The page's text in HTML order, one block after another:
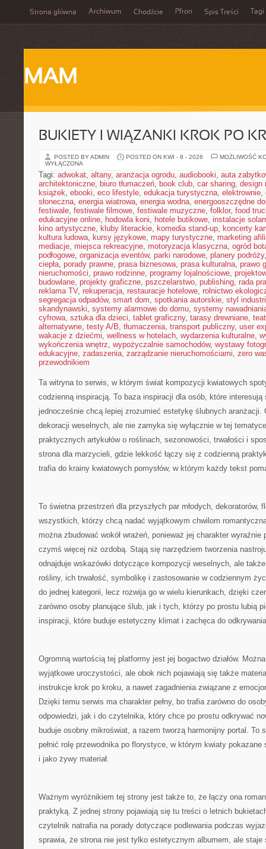
Strona główna Archiwum Chodźcie Pfron Spis Treści Tagi
MAM
BUKIETY I WIĄZANKI KROK PO
POSTED BY ADMIN POSTED ON KWI - 8 - 2026
MOŻLIWOŚĆ
WYŁĄCZONA
Tagi: adwokat, altany, aranżacja ogrodu, audiobooki, auta
architektoniczne, biuro tłumaczeń, book club, car sharing, design
książek, ebooki, eco lifestyle, edukacja turystyczna, elektrownie,
słoneczna, energia wiatrowa, energia wodna, energooszczędne
festiwale, festiwale filmowe, festiwale muzyczne, folklor, food
edukacyjne online, hodowla koni, hotele butikowe, instalacje
kino artystyczne, kluby literackie, komedia stand-up, koncerty
kultura ludowa, kursy językowe, mapy turystyczne, marketing
mediacje, miejsca rekreacyjne, motoryzacja klasyczna, ogród
podłogowe, organizacja eventów, parki narodowe, planery podróży
ciepła, porady prawne, prasa biznesowa, prasa kulturalna, prawo
nieruchomości, prawo rodzinne, programy lojalnościowe,
budowlane, projekty graficzne, pszczelarstwo, publishing, rada
reklama TV, rekuperacja, restauracje hotelowe, rolnictwo
segregacja odpadów, smart dom, spotkania autorskie, styl
skandynawski, systemy alarmowe do domu, systemy
cyfrowa, sztuka dla dzieci, tablet graficzny, tarasy drewniane,
alternatywne, testy A/B, tłumaczenia, transport publiczny, user
wakacje z dziećmi, wellness w hotelach, wydarzenia kulturalne,
wykończenia wnętrz, wypożyczalnie samochodów, wystawy
edukacyjne, zadaszenia, zarządzanie nieruchomościami, zero
przewodnikiem
Ta witryna to serwis, w którym świat kompozycji kwiatowych
codzienną inspiracją. To baza inspiracji dla osób, które
jednocześnie chcą lepiej zrozumieć estetykę ślubnych aranżacji.
dekoracji weselnych, ale nie zamyka się wyłącznie w tej
praktycznych artykułów o roślinach, sezonowości, trwałości i
strona dla marzycieli, gdzie lekkość łączy się z codzienną
trafia do krainy kwiatowych pomysłów, w którym każdy tekst
To świetna przestrzeń dla przyszłych par młodych, dekoratorów,
wszystkich, którzy chcą nadać wyjątkowym chwilom
można zbudować wokół wrażeń, ponieważ jej charakter
czymś więcej niż ozdobą. Stają się narzędziem tworzenia
odnajduje wskazówki dotyczące kompozycji weselnych, ale
rośliny, ich trwałość, symbolikę i zastosowanie w codziennym
do jednej kategorii, lecz rozwija go w wielu kierunkach, dzięki
zarówno osoby planujące ślub, jak i tych, którzy po prostu lubią
inspiracji, które buduje estetyczny klimat i zachęca do
Ogromną wartością tej platformy jest jej bogactwo działów.
wyjątkowe uroczystości, ale obok nich pojawiają się także
instrukcje krok po kroku, a nawet zagadnienia związane z
Dzięki temu serwis ma charakter pełny, bo trafia zarówno do
odpowiedzi, jak i do czytelnika, który chce po prostu odkrywać
buduje osobny mikroświat, a razem tworzą harmonijny portal. To
pełnić rolę przewodnika po florystyce, w którym kwiaty
i jako żywy materiał.
Ważnym wyróżnikiem tej strony jest także to, że łączy ona
praktyką. Z jednej strony pojawiają się tu treści o letnich
czytelnik natrafia na porady dotyczące podlewania podczas
sprawia, że strona nie jest tylko estetycznym albumem, ale staje